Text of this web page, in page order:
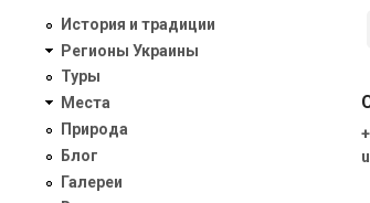
История и традиции
Регионы Украины
Туры
Места
Природа
Блог
Галереи